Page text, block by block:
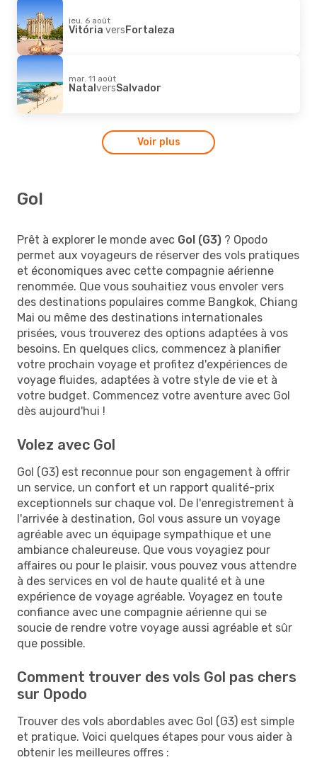
jeu. 6 août
Vitória versFortaleza
mar. 11 août
NatalversSalvador
Voir plus
Gol
Prêt à explorer le monde avec Gol (G3) ? Opodo
permet aux voyageurs de réserver des vols pratiques
et économiques avec cette compagnie aérienne
renommée. Que vous souhaitiez vous envoler vers
des destinations populaires comme Bangkok, Chiang
Mai ou même des destinations internationales
prisées, vous trouverez des options adaptées à vos
besoins. En quelques clics, commencez à planifier
votre prochain voyage et profitez d'expériences de
voyage fluides, adaptées à votre style de vie et à
votre budget. Commencez votre aventure avec Gol
dès aujourd'hui !
Volez avec Gol
Gol (G3) est reconnue pour son engagement à offrir
un service, un confort et un rapport qualité-prix
exceptionnels sur chaque vol. De l'enregistrement à
l'arrivée à destination, Gol vous assure un voyage
agréable avec un équipage sympathique et une
ambiance chaleureuse. Que vous voyagiez pour
affaires ou pour le plaisir, vous pouvez vous attendre
à des services en vol de haute qualité et à une
expérience de voyage agréable. Voyagez en toute
confiance avec une compagnie aérienne qui se
soucie de rendre votre voyage aussi agréable et sûr
que possible.
Comment trouver des vols Gol pas chers
sur Opodo
Trouver des vols abordables avec Gol (G3) est simple
et pratique. Voici quelques étapes pour vous aider à
obtenir les meilleures offres :